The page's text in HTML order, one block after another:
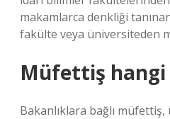
makamlarca denkliği
fakülte veya üniversiteden
Müfettiş
Bakanlıklara bağlı